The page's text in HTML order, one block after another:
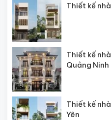
Thiết kế
Thiết kế
Quảng Ninh
Thiết kế
Yên